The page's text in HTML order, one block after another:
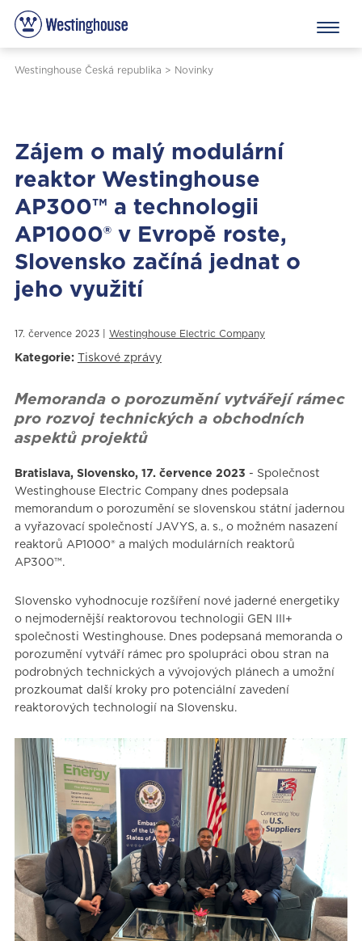
Westinghouse Česká republika > Novinky
Zájem o malý modulární
reaktor Westinghouse
AP300™ a technologii
AP1000® v Evropě roste,
Slovensko začíná jednat o
jeho využití
17. července 2023 | Westinghouse Electric Company
Kategorie: Tiskové zprávy
Memoranda o porozumění vytvářejí rámec
pro rozvoj technických a obchodních
aspektů projektů
Bratislava, Slovensko, 17. července 2023 - Společnost
Westinghouse Electric Company dnes podepsala
memorandum o porozumění se slovenskou státní jadernou
a vyřazovací společností JAVYS, a. s., o možném nasazení
reaktorů AP1000® a malých modulárních reaktorů
AP300™.
Slovensko vyhodnocuje rozšíření nové jaderné energetiky
o nejmodernější reaktorovou technologii GEN III+
společnosti Westinghouse. Dnes podepsaná memoranda o
porozumění vytváří rámec pro spolupráci obou stran na
podrobných technických a vývojových plánech a umožní
prozkoumat další kroky pro potenciální zavedení
reaktorových technologií na Slovensku.